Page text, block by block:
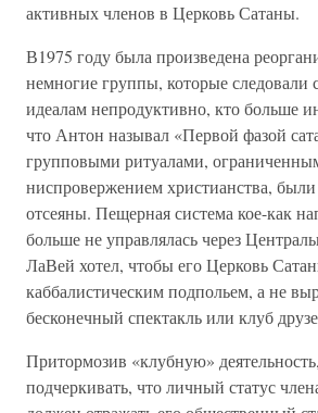
активных членов в Церковь Сатаны.
В1975 году была произведена
немногие группы, которые следовали
идеалам непродуктивно, кто больше
что Антон называл «Первой фазой
групповыми ритуалами,
ниспровержением христианства,
отсеяны. Пещерная система кое-как
больше не управлялась через
ЛаВей хотел, чтобы его Церковь
каббалистическим подпольем, а не
бесконечный спектакль или клуб
Притормозив «клубную»
подчеркивать, что личный статус